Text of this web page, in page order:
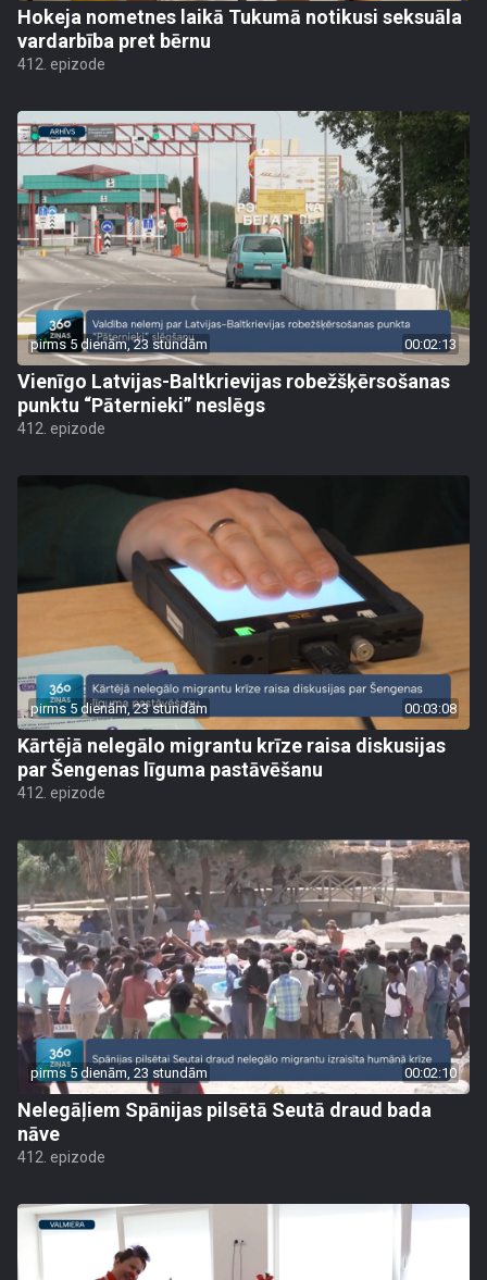
Hokeja nometnes laikā Tukumā notikusi seksuāla
vardarbība pret bērnu
412. epizode
pirms 5 dienām, 23 stundām 00:02:13
Vienīgo Latvijas-Baltkrievijas robežšķērsošanas
punktu “Pāternieki” neslēgs
412. epizode
pirms 5 dienām, 23 stundām 00:03:08
Kārtējā nelegālo migrantu krīze raisa diskusijas
par Šengenas līguma pastāvēšanu
412. epizode
pirms 5 dienām, 23 stundām 00:02:10
Nelegāļiem Spānijas pilsētā Seutā draud bada
nāve
412. epizode